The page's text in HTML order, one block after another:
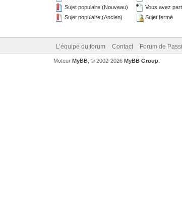
Sujet populaire (Nouveau)
Sujet populaire (Ancien)
Vous avez
Sujet fermé
L’équipe du forum Contact Forum de
Moteur MyBB, © 2002-2026 MyBB Group.